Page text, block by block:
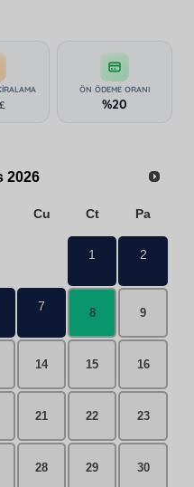
£
ÖN ÖDEME ORANI
%20
2026
Cu Ct Pa
1 2
7 8 9
14 15 16
21 22 23
28 29 30